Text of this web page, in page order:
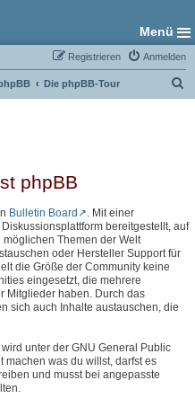
Menü
Anmelden
Registrieren
Die phpBB-Tour
phpBB
Bulletin Board
. Mit einer
bereitgestellt, auf
Themen der Welt
oder Hersteller Support für
die Größe der Community keine
eingesetzt, die mehrere
Mitglieder haben. Durch das
sich auch Inhalte austauschen, die
unter der GNU General Public
machen was du willst, darfst es
und musst bei angepasste